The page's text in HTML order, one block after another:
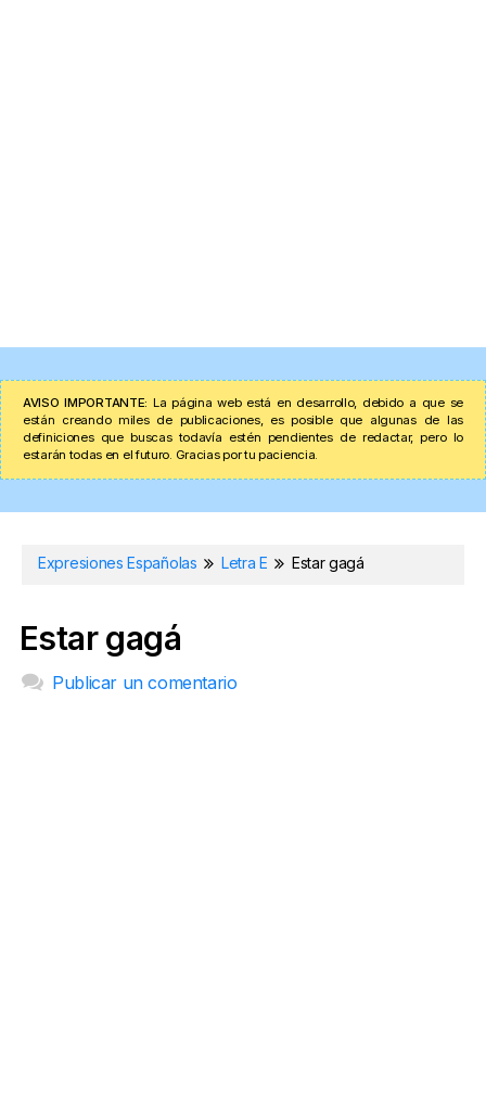
AVISO IMPORTANTE: La página web está en desarrollo, debido a que se
están creando miles de publicaciones, es posible que algunas de las
definiciones que buscas todavía estén pendientes de redactar, pero lo
estarán todas en el futuro. Gracias por tu paciencia.
Expresiones Españolas Letra E Estar gagá
Estar gagá
Publicar un comentario